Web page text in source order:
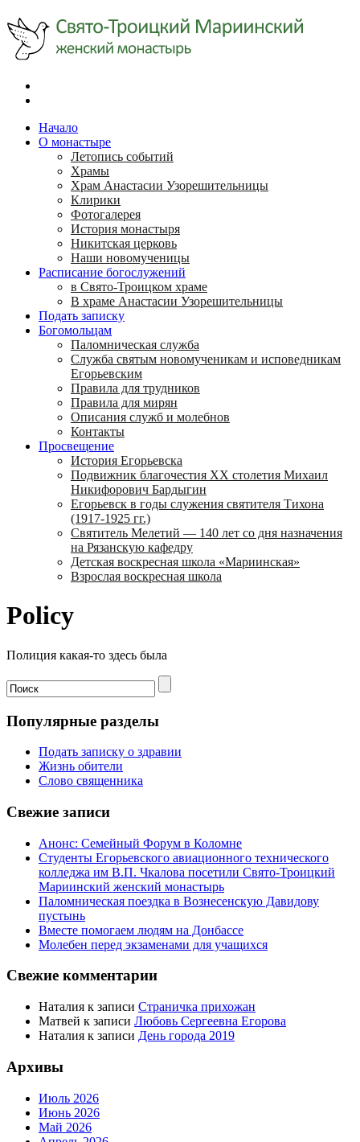
Начало
О монастыре
Летопись событий
Храмы
Храм Анастасии Узорешительницы
Клирики
Фотогалерея
История монастыря
Никитская церковь
Наши новомученицы
Расписание богослужений
в Свято-Троицком храме
В храме Анастасии Узорешительницы
Подать записку
Богомольцам
Паломническая служба
Служба святым новомученикам и исповедникам
Егорьевским
Правила для трудников
Правила для мирян
Описания служб и молебнов
Контакты
Просвещение
История Егорьевска
Подвижник благочестия ХХ столетия Михаил
Никифорович Бардыгин
Егорьевск в годы служения святителя Тихона
(1917-1925 гг.)
Святитель Мелетий — 140 лет со дня назначения
на Рязанскую кафедру
Детская воскресная школа «Мариинская»
Взрослая воскресная школа
Policy
Полиция какая-то здесь была
Популярные разделы
Подать записку о здравии
Жизнь обители
Слово священника
Свежие записи
Анонс: Семейный Форум в Коломне
Студенты Егорьевского авиационного технического
колледжа им В.П. Чкалова посетили Свято-Троицкий
Мариинский женский монастырь
Паломническая поездка в Вознесенскую Давидову
пустынь
Вместе помогаем людям на Донбассе
Молебен перед экзаменами для учащихся
Свежие комментарии
Наталия к записи Страничка прихожан
Матвей к записи Любовь Сергеевна Егорова
Наталия к записи День города 2019
Архивы
Июль 2026
Июнь 2026
Май 2026